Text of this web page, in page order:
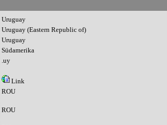
Uruguay
Uruguay (Eastern Republic of)
Uruguay
Südamerika
.uy
Link
ROU
ROU